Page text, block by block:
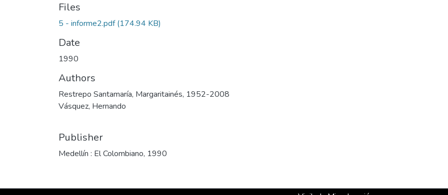
Files
5 - informe2.pdf(174.94 KB)
Date
1990
Authors
Restrepo Santamaría, Margaritainés, 1952-2008
Vásquez, Hernando
Publisher
Medellín : El Colombiano, 1990